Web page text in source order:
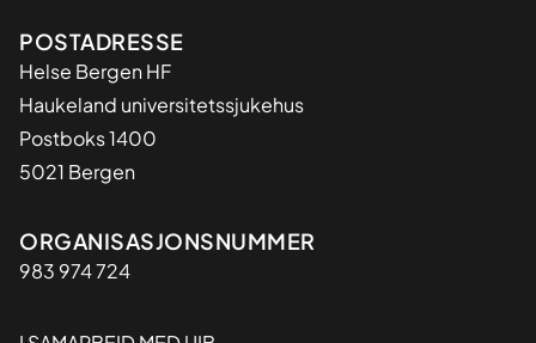
Adresse
POSTADRESSE
Helse Bergen HF
Haukeland universitetssjukehus
Postboks 1400
5021 Bergen
Organisasjon
ORGANISASJONSNUMMER
983 974 724